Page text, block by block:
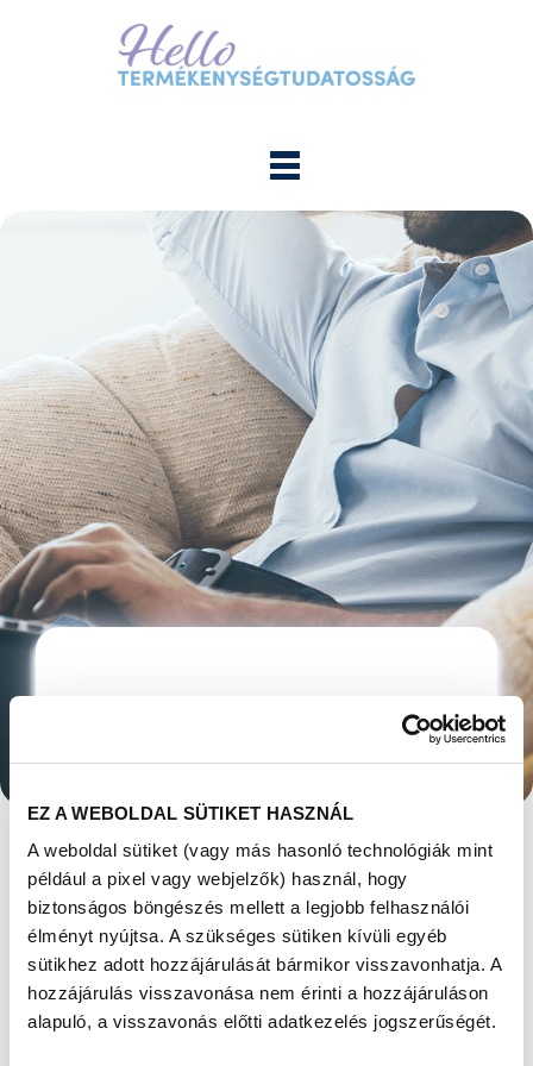
EZ A WEBOLDAL SÜTIKET HASZNÁL
A weboldal sütiket (vagy más hasonló technológiák mint
például a pixel vagy webjelzők) használ, hogy
biztonságos böngészés mellett a legjobb felhasználói
élményt nyújtsa. A szükséges sütiken kívüli egyéb
sütikhez adott hozzájárulását bármikor visszavonhatja. A
hozzájárulás visszavonása nem érinti a hozzájáruláson
alapuló, a visszavonás előtti adatkezelés jogszerűségét.
NEMZŐKÉPESSÉG -
40 FELETT A
FÉRFIAKNÁL IS
CSÖKKEN
Megjelent: 2023. július 05
Közismert, hogy a nők nemzőképessége az
életkor előrehaladtával folyamatosan csökken,
majd a menopausa után megszűnik. A